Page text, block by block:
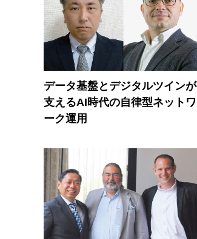
データ基盤とデジタルツインが
支えるAI時代の自律型ネットワ
ーク運用